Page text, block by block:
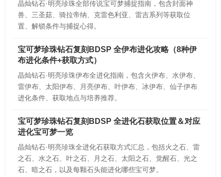
晶灿钻石·明亮珍珠全部传说宝可梦捕捉指南，包含封面神
兽、三圣菇、骑拉帝纳、克雷色利亚、雷吉系列等获取位
置、解锁条件与捕捉心得。
宝可梦珍珠钻石复刻BDSP 全伊布进化攻略（8种伊
布进化条件+获取方式）
晶灿钻石·明亮珍珠伊布全进化指南，包含火伊布、水伊布、
雷伊布、太阳伊布、月亮伊布、叶伊布、冰伊布、仙子伊布
进化条件、获取地点与培养推荐。
宝可梦珍珠钻石复刻BDSP 全进化石获取位置＆对应
进化宝可梦一览
晶灿钻石·明亮珍珠全进化石获取方式汇总，包括火之石、雷
之石、水之石、叶之石、月之石、太阳之石、觉醒石、光之
石、暗之石，以及每颗石头能进化哪些宝可梦。